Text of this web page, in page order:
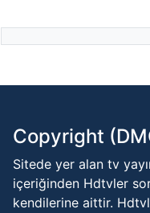
TRT MÜZİK HD
FBTV - Fenerbahçe
Copyright
Sitede yer alan tv
içeriğinden Hdtvler
kendilerine aittir.